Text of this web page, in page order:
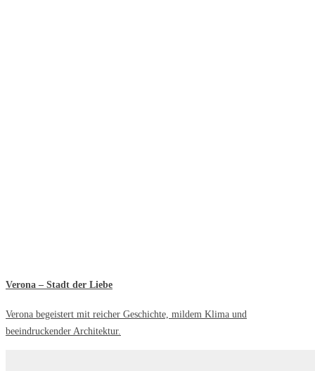
Verona – Stadt der Liebe
Verona begeistert mit reicher Geschichte, mildem Klima und
beeindruckender Architektur.